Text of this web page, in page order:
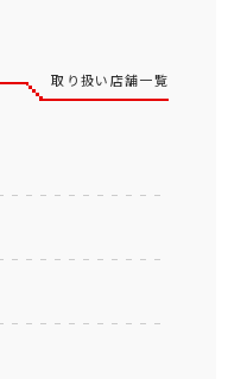
取り扱い店舗一覧